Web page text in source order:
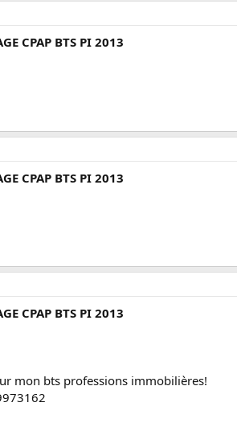
CPAP BTS PI 2013
CPAP BTS PI 2013
CPAP BTS PI 2013
mon bts professions immobilières!